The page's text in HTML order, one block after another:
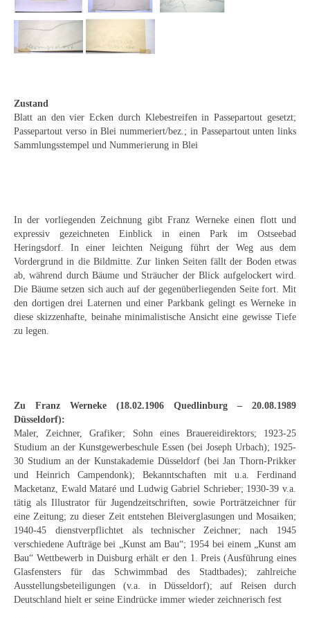
Richard Sprick
Weitere Künstler 1900-1945
Hermann Dieste
August Lange-Brock
Arne Siegfried
Curt Wittenbecher
Weitere Künstler nach 1945
Unbekannt
Berliner Künstler
Düsseldorfer Künstler
Fränkische Künstler
Hamburger Künstler
Münchner Künstler
Pfälzer Künstler
Schwäbische Künstler
Weitere
Zustand
Blatt an den vier Ecken durch Klebestreifen in Passepartout gesetzt;
Passepartout verso in Blei nummeriert/bez.; in Passepartout unten links
Sammlungsstempel und Nummerierung in Blei
In der vorliegenden Zeichnung gibt Franz Werneke einen flott und
expressiv gezeichneten Einblick in einen Park im Ostseebad
Heringsdorf. In einer leichten Neigung führt der Weg aus dem
Vordergrund in die Bildmitte. Zur linken Seiten fällt der Boden etwas
ab, während durch Bäume und Sträucher der Blick aufgelockert wird.
Die Bäume setzen sich auch auf der gegenüberliegenden Seite fort. Mit
den dortigen drei Laternen und einer Parkbank gelingt es Werneke in
diese skizzenhafte, beinahe minimalistische Ansicht eine gewisse Tiefe
zu legen.
Zu Franz Werneke (18.02.1906 Quedlinburg – 20.08.1989
Düsseldorf):
Maler, Zeichner, Grafiker; Sohn eines Brauereidirektors; 1923-25
Studium an der Kunstgewerbeschule Essen (bei Joseph Urbach); 1925-
30 Studium an der Kunstakademie Düsseldorf (bei Jan Thorn-Prikker
und Heinrich Campendonk); Bekanntschaften mit u.a. Ferdinand
Macketanz, Ewald Mataré und Ludwig Gabriel Schrieber; 1930-39 v.a.
tätig als Illustrator für Jugendzeitschriften, sowie Porträtzeichner für
eine Zeitung; zu dieser Zeit entstehen Bleiverglasungen und Mosaiken;
1940-45 dienstverpflichtet als technischer Zeichner; nach 1945
verschiedene Aufträge bei „Kunst am Bau“; 1954 bei einem „Kunst am
Bau“ Wettbewerb in Duisburg erhält er den 1. Preis (Ausführung eines
Glasfensters für das Schwimmbad des Stadtbades); zahlreiche
Ausstellungsbeteiligungen (v.a. in Düsseldorf); auf Reisen durch
Deutschland hielt er seine Eindrücke immer wieder zeichnerisch fest